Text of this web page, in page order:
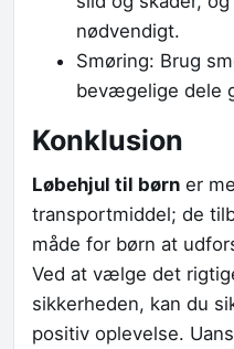
nødvendigt.
Smøring: Brug
bevægelige dele
Konklusion
Løbehjul til børn er
transportmiddel; de
måde for børn at
Ved at vælge det
sikkerheden, kan du
positiv oplevelse.